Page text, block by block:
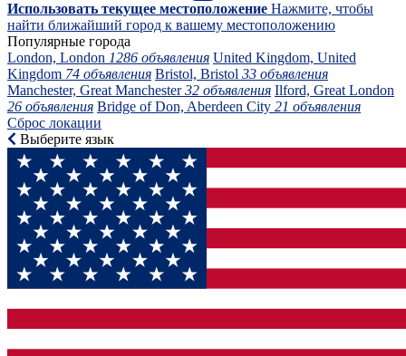
Использовать текущее местоположение Нажмите, чтобы
найти ближайший город к вашему местоположению
Популярные города
London, London 1286 объявления United Kingdom, United
Kingdom 74 объявления Bristol, Bristol 33 объявления
Manchester, Great Manchester32 объявления Ilford, Great London
26 объявления Bridge of Don, Aberdeen City 21 объявления
Сброс локации
Выберите язык